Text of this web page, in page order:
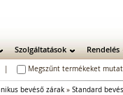
Szolgáltatások Rendelés
Megszűnt termékeket mutat
bevéső zárak » Standard